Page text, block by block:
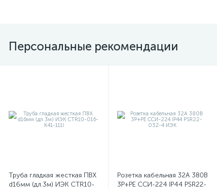
Персональные рекомендации
Труба гладкая жесткая ПВХ
d16мм (дл.3м) ИЭК CTR10-
Розетка кабельная 32А 380В
3P+PЕ ССИ-224 IP44 PSR22-